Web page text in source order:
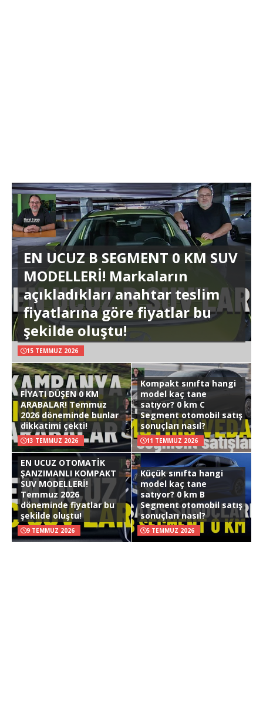
EN UCUZ B SEGMENT 0 KM SUV
MODELLERİ! Markaların
açıkladıkları anahtar teslim
fiyatlarına göre fiyatlar bu
şekilde oluştu!
15 TEMMUZ 2026
FİYATI DÜŞEN 0 KM
ARABALAR! Temmuz
2026 döneminde bunlar
dikkatimi çekti!
13 TEMMUZ 2026
Kompakt sınıfta hangi
model kaç tane
satıyor? 0 km C
Segment otomobil satış
sonuçları nasıl?
11 TEMMUZ 2026
EN UCUZ OTOMATİK
ŞANZIMANLI KOMPAKT
SUV MODELLERİ!
Temmuz 2026
döneminde fiyatlar bu
şekilde oluştu!
9 TEMMUZ 2026
Küçük sınıfta hangi
model kaç tane
satıyor? 0 km B
Segment otomobil satış
sonuçları nasıl?
5 TEMMUZ 2026